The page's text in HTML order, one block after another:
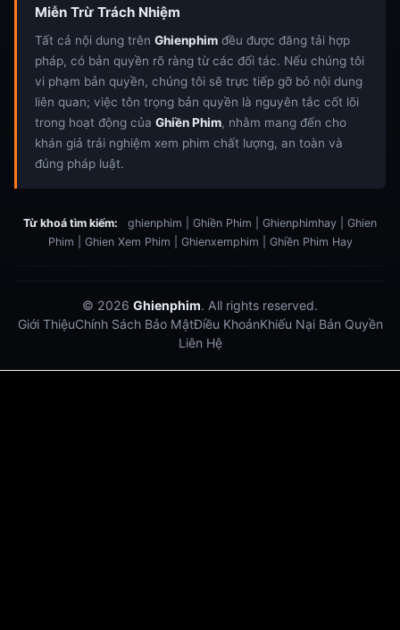
Miễn Trừ Trách Nhiệm
Tất cả nội dung trên Ghienphim đều được đăng tải hợp
pháp, có bản quyền rõ ràng từ các đối tác. Nếu chúng tôi
vi phạm bản quyền, chúng tôi sẽ trực tiếp gỡ bỏ nội dung
liên quan; việc tôn trọng bản quyền là nguyên tắc cốt lõi
trong hoạt động của Ghiền Phim, nhằm mang đến cho
khán giả trải nghiệm xem phim chất lượng, an toàn và
đúng pháp luật.
Từ khoá tìm kiếm:
ghienphim | Ghiền Phim | Ghienphimhay | Ghien
Phim | Ghien Xem Phim | Ghienxemphim | Ghiền Phim Hay
© 2026 Ghienphim. All rights reserved.
Giới ThiệuChính Sách Bảo MậtĐiều KhoảnKhiếu Nại Bản Quyền
Liên Hệ